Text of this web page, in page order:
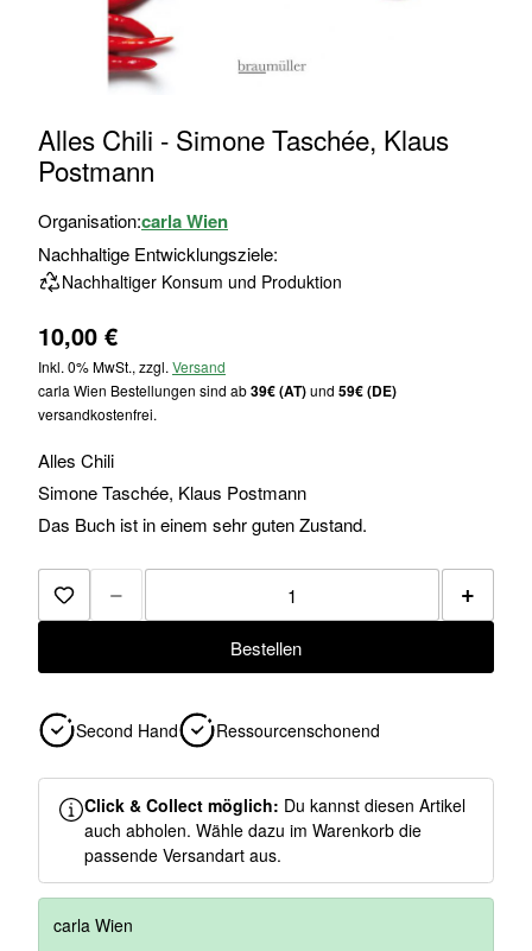
Anfang
der
springen
Alles Chili - Simone Taschée, Klaus
Postmann
Organisation:carla Wien
Nachhaltige Entwicklungsziele:
Nachhaltiger Konsum und Produktion
10,00 €
Inkl. 0% MwSt., zzgl. Versand
carla Wien Bestellungen sind ab39€ (AT)und 59€ (DE)
versandkostenfrei.
Alles Chili
Simone Taschée, Klaus Postmann
Das Buch ist in einem sehr guten Zustand.
Zur Merkliste hinzufügen
− +
Bestellen
Second Hand Ressourcenschonend
Click & Collect möglich: Du kannst diesen Artikel
auch abholen. Wähle dazu im Warenkorb die
passende Versandart aus.
carla Wien